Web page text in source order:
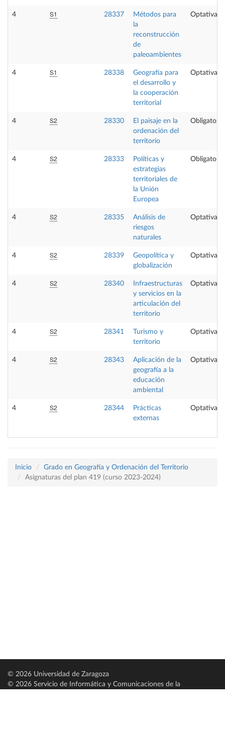
4 S1 28337
Métodos para
la
reconstrucción
de
paleoambientes
Optativa
4 S1 28338
Geografía para
el desarrollo y
la cooperación
territorial
Optativa
4 S2 28330
El paisaje en la
ordenación del
territorio
Obligatoria
4 S2 28333
Políticas y
estrategias
territoriales de
la Unión
Europea
Obligatoria
4 S2 28335
Análisis de
riesgos
naturales
Optativa
4 S2 28339
Geopolítica y
globalización
Optativa
4 S2 28340
Infraestructuras
y servicios en la
articulación del
territorio
Optativa
4 S2 28341
Turismo y
territorio
Optativa
4 S2 28343
Aplicación de la
geografía a la
educación
ambiental
Optativa
4 S2 28344
Prácticas
externas
Optativa
Inicio
Grado en Geografía y Ordenación del Territorio
Asignaturas del plan 419 (curso 2023-2024)
© 2026 Universidad de Zaragoza
© 2026 Servicio de Informática y Comunicaciones de la